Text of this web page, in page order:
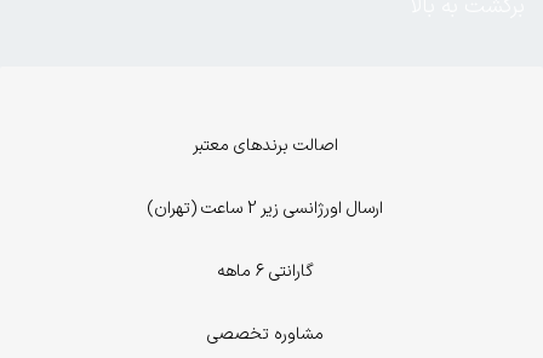
اصالت برندهای معتبر
ارسال اورژانسی زیر 2 ساعت (تهران)
گارانتی 6 ماهه
مشاوره تخصصی